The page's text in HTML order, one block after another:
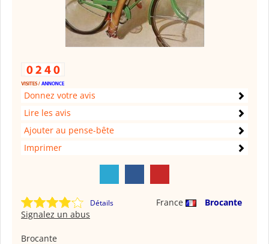
Donnez votre avis
Lire les avis
Ajouter au pense-bête
Imprimer
Détails France
Brocante
Signalez un abus
Brocante